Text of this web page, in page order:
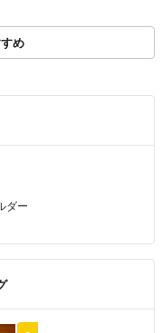
め
ダー